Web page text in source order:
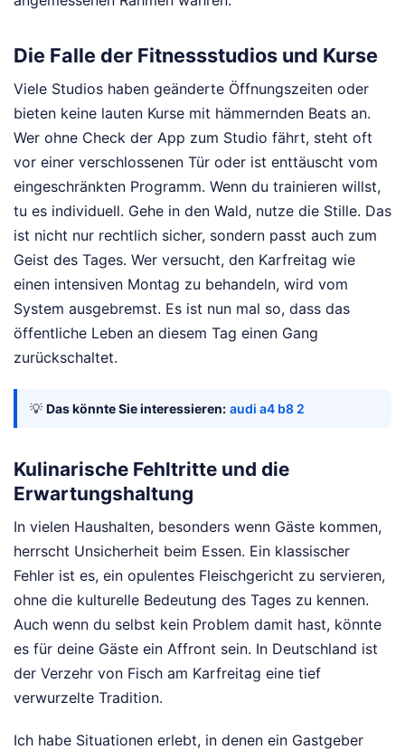
Die Falle der Fitnessstudios und Kurse
Viele Studios haben geänderte Öffnungszeiten oder
bieten keine lauten Kurse mit hämmernden Beats an.
Wer ohne Check der App zum Studio fährt, steht oft
vor einer verschlossenen Tür oder ist enttäuscht vom
eingeschränkten Programm. Wenn du trainieren willst,
tu es individuell. Gehe in den Wald, nutze die Stille. Das
ist nicht nur rechtlich sicher, sondern passt auch zum
Geist des Tages. Wer versucht, den Karfreitag wie
einen intensiven Montag zu behandeln, wird vom
System ausgebremst. Es ist nun mal so, dass das
öffentliche Leben an diesem Tag einen Gang
zurückschaltet.
💡 Das könnte Sie interessieren: audi a4 b8 2
Kulinarische Fehltritte und die
Erwartungshaltung
In vielen Haushalten, besonders wenn Gäste kommen,
herrscht Unsicherheit beim Essen. Ein klassischer
Fehler ist es, ein opulentes Fleischgericht zu servieren,
ohne die kulturelle Bedeutung des Tages zu kennen.
Auch wenn du selbst kein Problem damit hast, könnte
es für deine Gäste ein Affront sein. In Deutschland ist
der Verzehr von Fisch am Karfreitag eine tief
verwurzelte Tradition.
Ich habe Situationen erlebt, in denen ein Gastgeber